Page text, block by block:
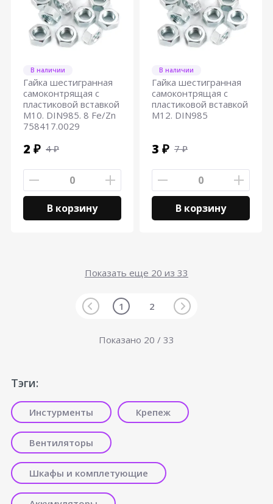
В наличии
Гайка шестигранная
самоконтрящая с
пластиковой вставкой
М10. DIN985. 8 Fe/Zn
758417.0029
2 ₽ 4 ₽
В корзину
В наличии
Гайка шестигранная
самоконтрящая с
пластиковой вставкой
М12. DIN985
3 ₽ 7 ₽
В корзину
Показать еще 20 из 33
1 2
Показано 20 / 33
Тэги:
Инстурменты Крепеж
Вентиляторы
Шкафы и комплетующие